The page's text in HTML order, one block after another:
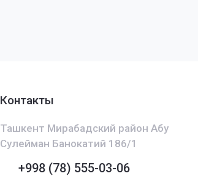
Контакты
Ташкент Мирабадский район Абу
Сулейман Банокатий 186/1
+998 (78) 555-03-06